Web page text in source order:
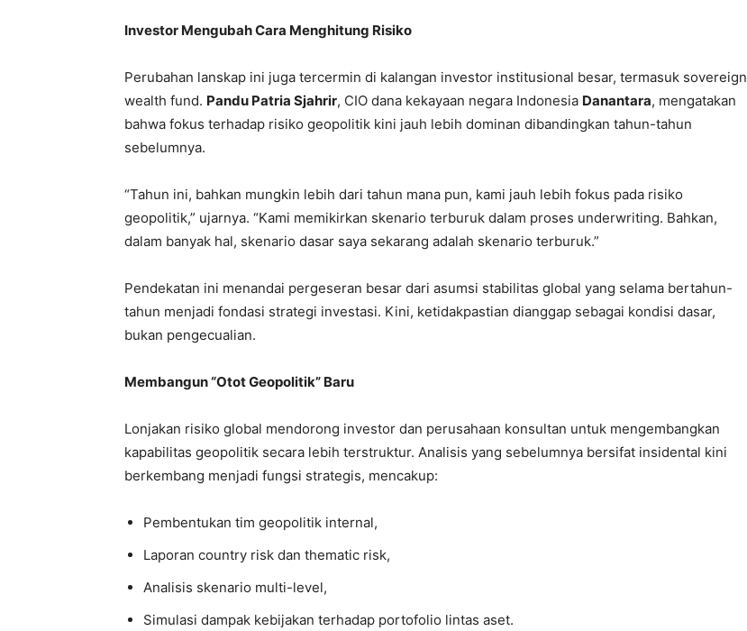
Investor Mengubah Cara Menghitung Risiko
Perubahan lanskap ini juga tercermin di kalangan investor institusional besar, termasuk sovereign
wealth fund. Pandu Patria Sjahrir, CIO dana kekayaan negara Indonesia Danantara, mengatakan
bahwa fokus terhadap risiko geopolitik kini jauh lebih dominan dibandingkan tahun-tahun
sebelumnya.
“Tahun ini, bahkan mungkin lebih dari tahun mana pun, kami jauh lebih fokus pada risiko
geopolitik,” ujarnya. “Kami memikirkan skenario terburuk dalam proses underwriting. Bahkan,
dalam banyak hal, skenario dasar saya sekarang adalah skenario terburuk.”
Pendekatan ini menandai pergeseran besar dari asumsi stabilitas global yang selama bertahun-
tahun menjadi fondasi strategi investasi. Kini, ketidakpastian dianggap sebagai kondisi dasar,
bukan pengecualian.
Membangun “Otot Geopolitik” Baru
Lonjakan risiko global mendorong investor dan perusahaan konsultan untuk mengembangkan
kapabilitas geopolitik secara lebih terstruktur. Analisis yang sebelumnya bersifat insidental kini
berkembang menjadi fungsi strategis, mencakup:
Pembentukan tim geopolitik internal,
Laporan country risk dan thematic risk,
Analisis skenario multi-level,
Simulasi dampak kebijakan terhadap portofolio lintas aset.